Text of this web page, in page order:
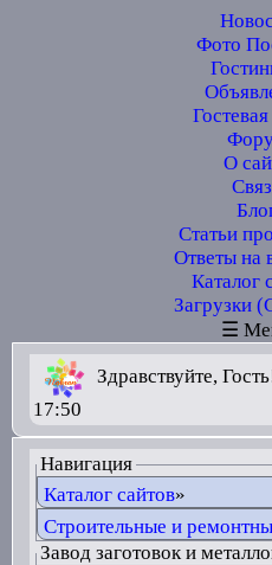
Фото
О
Статьи
Ответы на
Каталог
Загрузки
☰
Здравствуйте,
17:50
Навигация
Каталог сайтов»
Строительные и
Завод заготовок и